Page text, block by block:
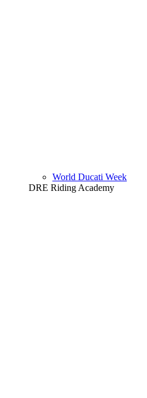
World Ducati Week
DRE Riding Academy